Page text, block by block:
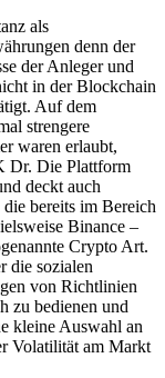
als
denn der
der Anleger und
in der Blockchain
Auf dem
strengere
waren erlaubt,
Dr. Die Plattform
deckt auch
bereits im Bereich
Binance –
Crypto Art.
die sozialen
von Richtlinien
zu bedienen und
kleine Auswahl an
Volatilität am Markt